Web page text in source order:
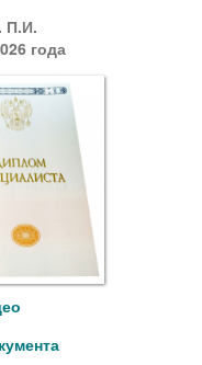
П.И.
года